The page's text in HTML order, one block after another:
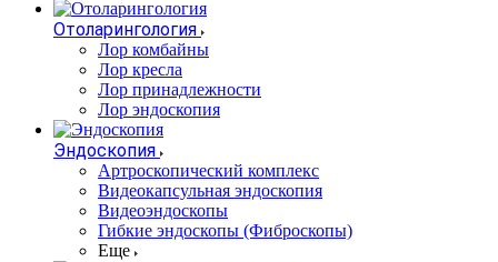
Отоларингология
Лор комбайны
Лор кресла
Лор принадлежности
Лор эндоскопия
Эндоскопия
Артроскопический комплекс
Видеокапсульная эндоскопия
Видеоэндоскопы
Гибкие эндоскопы (Фиброcкопы)
Еще